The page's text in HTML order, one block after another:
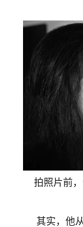
拍照片前
其实，他从